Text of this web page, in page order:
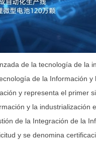
de la tecnología de la
de la Información
y representa el primer
y la industrialización
de la Integración de la
y se denomina